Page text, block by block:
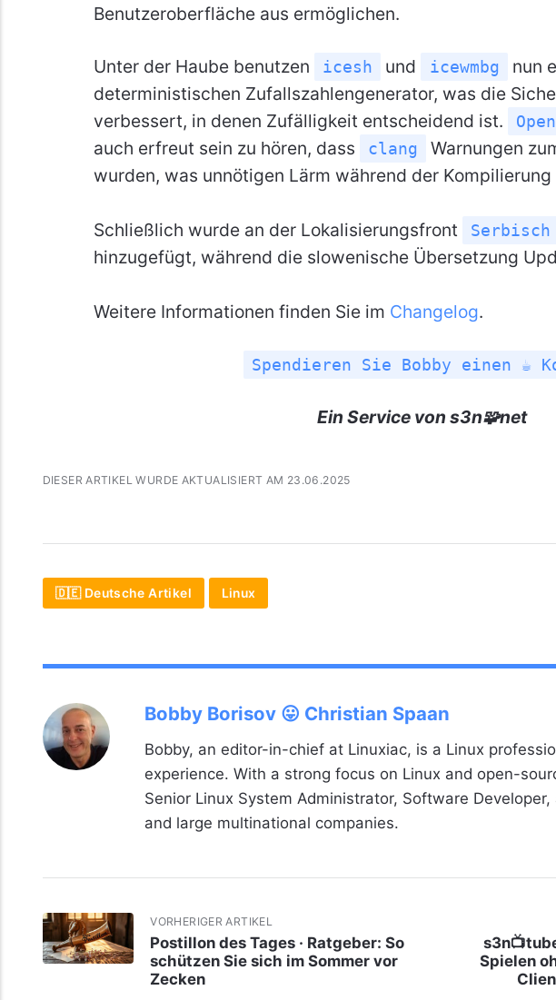
Benutzeroberfläche aus ermöglichen.
Unter der Haube benutzen icesh und icewmbg
nun
deterministischen Zufallszahlengenerator, was die
verbessert, in denen Zufälligkeit entscheidend ist.
auch erfreut sein zu hören, dass
clang
Warnungen
wurden, was unnötigen Lärm während der
Schließlich wurde an der Lokalisierungsfront Serbisch
hinzugefügt, während die slowenische Übersetzung
Weitere Informationen finden Sie im Changelog.
Spendieren Sie Bobby einen ☕
Ein Service von s3n🧩net
DIESER ARTIKEL WURDE AKTUALISIERT AM 23.06.2025
🇩🇪 Deutsche Artikel Linux
Bobby Borisov 😛 Christian Spaan
Bobby, an editor-in-chief at Linuxiac, is a Linux
experience. With a strong focus on Linux and open-
Senior Linux System Administrator, Software
and large multinational companies.
VORHERIGER ARTIKEL
Postillon des Tages · Ratgeber: So
schützen Sie sich im Sommer vor
Zecken
Spielen